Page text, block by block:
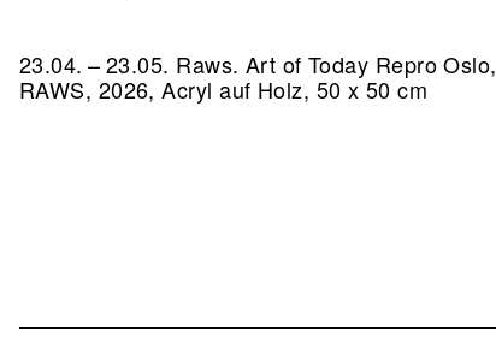
23.04. – 23.05. Raws. Art of Today Repro Oslo,
RAWS, 2026, Acryl auf Holz, 50 x 50 cm